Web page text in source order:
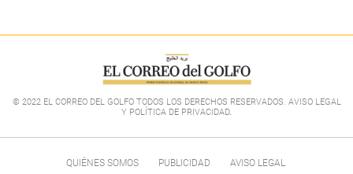
© 2022 EL CORREO DEL GOLFO TODOS LOS DERECHOS RESERVADOS. AVISO LEGAL
Y POLÍTICA DE PRIVACIDAD.
QUIÉNES SOMOS PUBLICIDAD AVISO LEGAL